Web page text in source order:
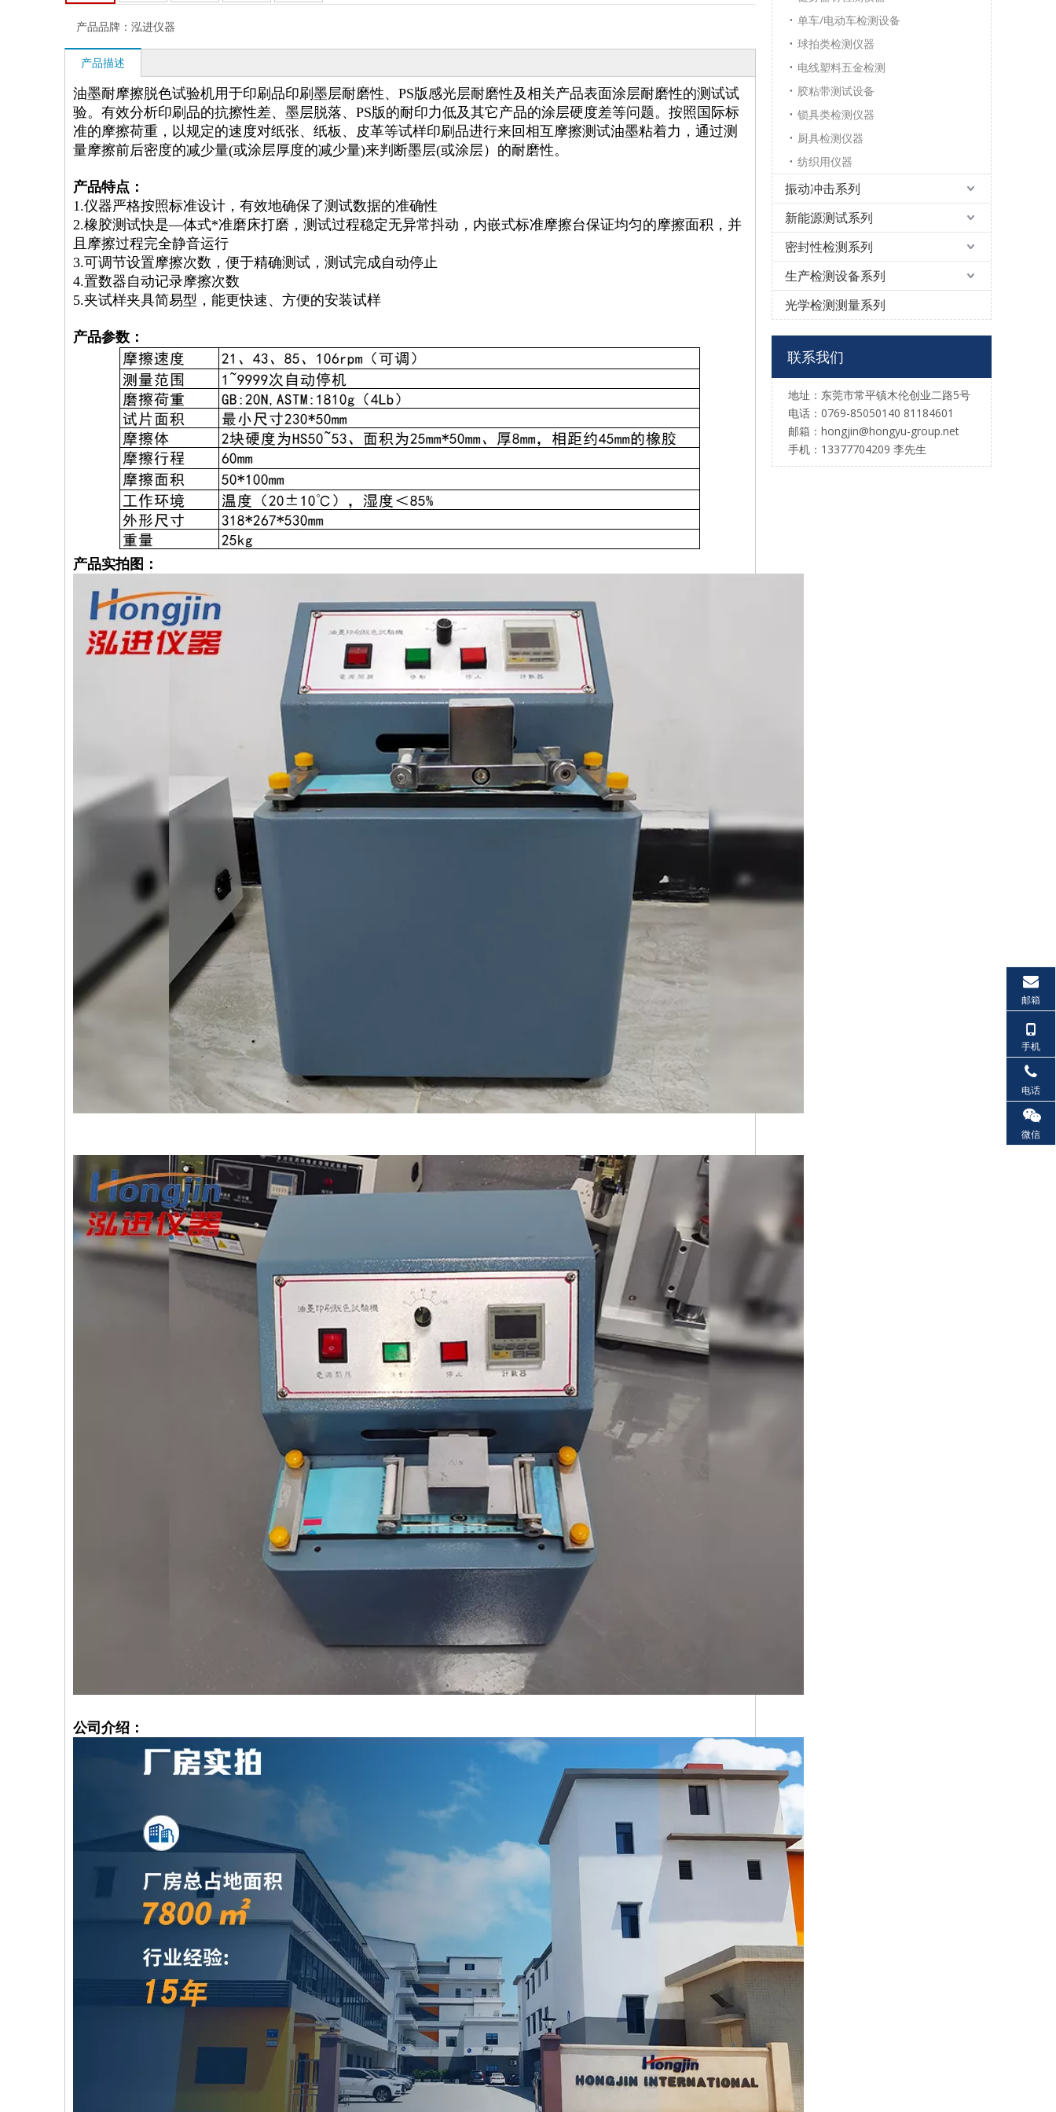
产品品牌： 泓进仪器
产品描述
油墨耐摩擦脱色试验机用于印刷品印刷墨层耐磨性、PS版感光层耐磨性及相关产品表面涂层耐磨性的测试试
验。有效分析印刷品的抗擦性差、墨层脱落、PS版的耐印力低及其它产品的涂层硬度差等问题。按照国际标
准的摩擦荷重，以规定的速度对纸张、纸板、皮革等试样印刷品进行来回相互摩擦测试油墨粘着力，通过测
量摩擦前后密度的减少量(或涂层厚度的减少量)来判断墨层(或涂层）的耐磨性。
产品特点：
1.仪器严格按照标准设计，有效地确保了测试数据的准确性
2.橡胶测试快是—体式*准磨床打磨，测试过程稳定无异常抖动，内嵌式标准摩擦台保证均匀的摩擦面积，并
且摩擦过程完全静音运行
3.可调节设置摩擦次数，便于精确测试，测试完成自动停止
4.置数器自动记录摩擦次数
5.夹试样夹具简易型，能更快速、方便的安装试样
产品参数：
产品实拍图：
公司介绍：
单车/电动车检测设备
球拍类检测仪器
电线塑料五金检测
胶粘带测试设备
锁具类检测仪器
厨具检测仪器
纺织用仪器
振动冲击系列
新能源测试系列
密封性检测系列
生产检测设备系列
光学检测测量系列
联系我们
地址：东莞市常平镇木伦创业二路5号
电话：0769-85050140 81184601
邮箱：hongjin@hongyu-group.net
手机：13377704209 李先生
邮箱
手机
电话
微信